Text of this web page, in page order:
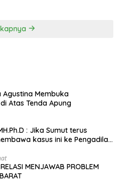
Membuka
Atas Tenda Apung
: Jika Sumut terus
kasus ini ke Pengadilan
MENJAWAB PROBLEM